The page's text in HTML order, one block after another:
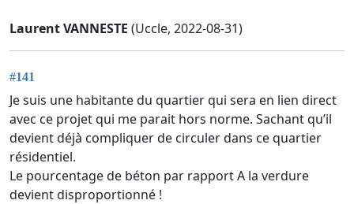
Laurent VANNESTE (Uccle, 2022-08-31)
#141
Je suis une habitante du quartier qui sera en lien direct
avec ce projet qui me parait hors norme. Sachant qu’il
devient déjà compliquer de circuler dans ce quartier
résidentiel.
Le pourcentage de béton par rapport A la verdure
devient disproportionné !